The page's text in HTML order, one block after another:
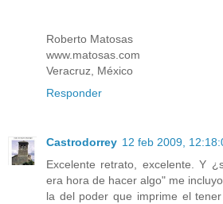
Roberto Matosas
www.matosas.com
Veracruz, México
Responder
Castrodorrey 12 feb 2009,
Excelente retrato, excelente. Y
era hora de hacer algo" me
la del poder que imprime el